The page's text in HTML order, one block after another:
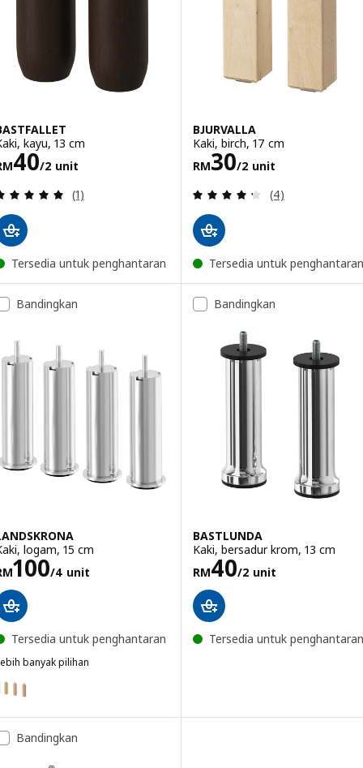
kayu, 13 cm
40/2 unitRM 40/2 unit
Ulasan: 5 daripada 5 bintang. Jumlah ulasan:
(1)
Tersedia untuk penghantaran
BJURVALLA
Kaki, birch, 17 cm
RM30/2 unit
Harga RM 30/
Ulasan: 4.3
(4)
Tersedia untuk penghantaran
Bandingkan
logam, 15 cm
100/4 unitRM 100/4 unit
Tersedia untuk penghantaran
banyak pilihan
LANDSKRONA, Kaki, kayu, 15 cm
Bandingkan
BASTLUNDA
Kaki, bersadur krom, 13 cm
RM40/2 unit
Harga RM 40/
Tersedia untuk penghantaran
Bandingkan